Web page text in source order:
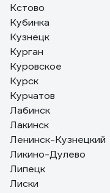
Кстово
Кубинка
Кузнецк
Курган
Куровское
Курск
Курчатов
Лабинск
Лакинск
Ленинск-Кузнецкий
Ликино-Дулево
Липецк
Лиски